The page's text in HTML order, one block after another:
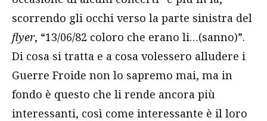
scorrendo gli occhi verso la parte sinistra del
flyer, “13/06/82 coloro che erano li…(sanno)”.
Di cosa si tratta e a cosa volessero alludere i
Guerre Froide non lo sapremo mai, ma in
fondo è questo che li rende ancora più
interessanti, così come interessante è il loro